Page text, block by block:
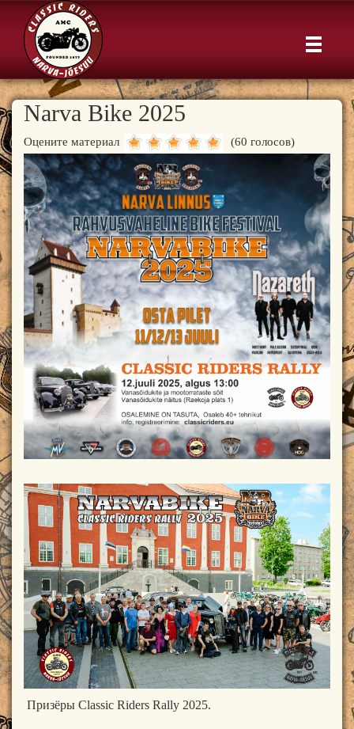
Narva Bike 2025
Оцените материал (60 голосов)
Призёры Classic Riders Rally 2025.